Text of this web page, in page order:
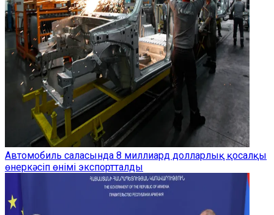
Автомобиль саласында 8 миллиард долларлық қосалқы
өнеркәсіп өнімі экспортталды